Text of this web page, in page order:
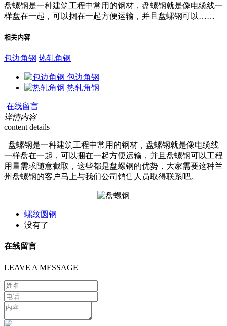
盘螺钢是一种建筑工程中常用的钢材，盘螺钢就是像电缆线一
样盘在一起，可以捆在一起方便运输，并且盘螺钢可以……
相关内容
包边角钢 热轧角钢
包边角钢
热轧角钢
在线留言
详情内容
content details
盘螺钢是一种建筑工程中常用的钢材，盘螺钢就是像电缆线
一样盘在一起，可以捆在一起方便运输，并且盘螺钢可以工程
用量需求随意截取，这些都是盘螺钢的优势，大家需要这种兰
州盘螺钢的客户马上与我们公司销售人员取得联系吧。
螺纹圆钢
没有了
在线留言
LEAVE A MESSAGE